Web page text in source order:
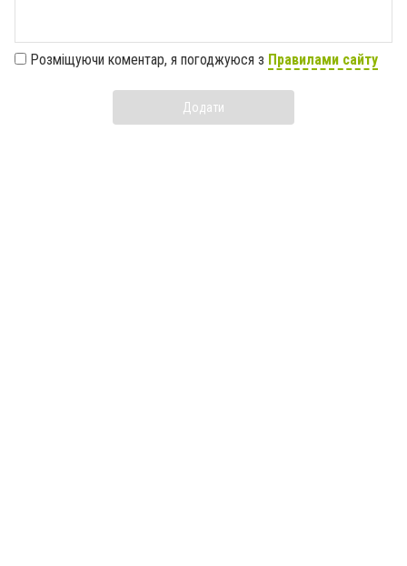
Розміщуючи коментар, я погоджуюся з Правилами сайту
Додати